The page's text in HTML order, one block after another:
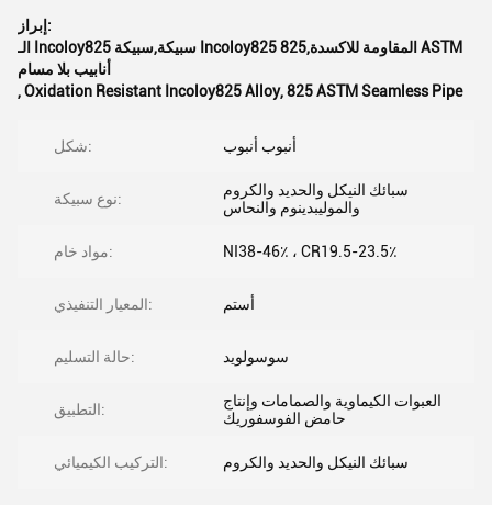
إبراز:
الـ Incoloy825 سبيكة,سبيكة Incoloy825 المقاومة للاكسدة,825 ASTM
أنابيب بلا مسام
,Oxidation Resistant Incoloy825 Alloy,825 ASTM Seamless Pipe
شكل: أنبوب أنبوب
نوع سبيكة:
سبائك النيكل والحديد والكروم
والموليبدينوم والنحاس
مواد خام: NI38-46٪ ، CR19.5-23.5٪
المعيار التنفيذي: أستم
حالة التسليم: سوسولويد
التطبيق:
العبوات الكيماوية والصمامات وإنتاج
حامض الفوسفوريك
التركيب الكيميائي: سبائك النيكل والحديد والكروم